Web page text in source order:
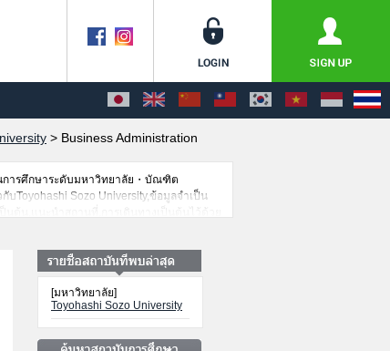
> Business Administration
นการศึกษาระดับมหาวิทยาลัย・บัณฑิต
Toyohashi Sozo University,ข้อมูลจำเป็น
ต้น,แนะนำสถานที่,การเดินทางเป็นต้นไว้ด้วย
[มหาวิทยาลัย]
Toyohashi Sozo University